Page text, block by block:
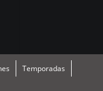
Temporadas